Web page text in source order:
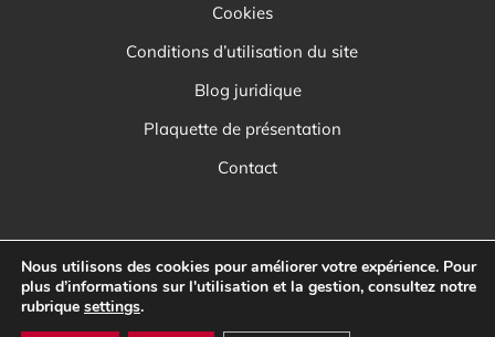
Cookies
Conditions d’utilisation du site
Blog juridique
Plaquette de présentation
Contact
Nous utilisons des cookies pour améliorer votre expérience. Pour
plus d’informations sur l'utilisation et la gestion, consultez notre
rubrique settings.